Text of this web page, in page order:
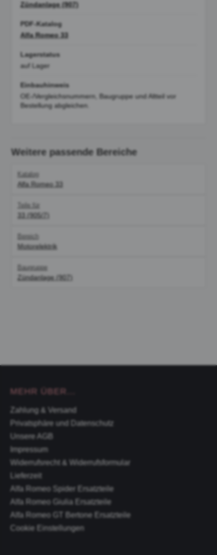
Zündanlage (907)
PDF-Katalog
Alfa Romeo 33
Lagerstatus
auf Lager
Einbauhinweis
OE-/Vergleichsnummern, Baugruppe und Altteil vor
Bestellung abgleichen.
Weitere passende Bereiche
Katalog
Alfa Romeo 33
Teile für
33 (905/7)
Bereich
Motorelektrik
Baugruppe
Zündanlage (907)
MEHR ÜBER...
Zahlung & Versand
Privatsphäre und Datenschutz
Unsere AGB
Impressum
Widerrufsrecht & Widerrufsformular
Lieferzeit
Alfa Romeo Spider Ersatzteile
Alfa Romeo Giulia Ersatzteile
Alfa Romeo GT Bertone Ersatzteile
Cookie Einstellungen